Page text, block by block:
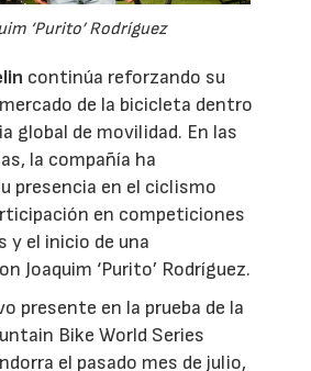
‘Purito’ Rodríguez
continúa reforzando su
de la bicicleta dentro
global de movilidad. En las
la compañía ha
presencia en el ciclismo
en competiciones
y el inicio de una
Joaquim ‘Purito’ Rodríguez.
presente en la prueba de la
Bike World Series
el pasado mes de julio,